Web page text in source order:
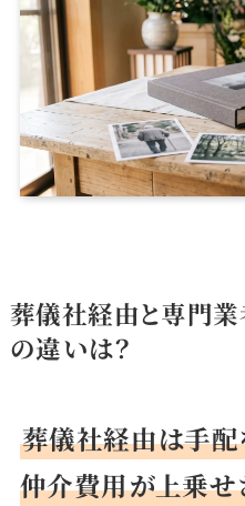
葬儀社経由と専門
の違いは？
葬儀社経由は手配
仲介費用が上乗せ